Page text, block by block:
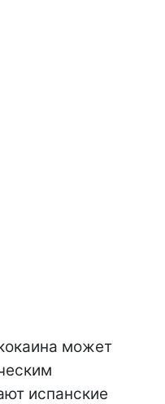
может
испанские